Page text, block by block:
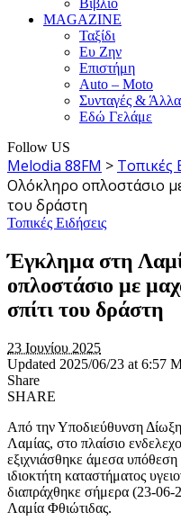
MAGAZINE
Ταξίδι
Ευ Ζην
Επιστήμη
Auto – Moto
Συνταγές & Άλλα
Εδώ Γελάμε
Follow US
Melodia 88FM > Τοπικές
Ολόκληρο οπλοστάσιο
του δράστη
Τοπικές Ειδήσεις
Έγκλημα στη
οπλοστάσιο με
σπίτι του δράστη
23 Ιουνίου 2025
Updated 2025/06/23 at 6:57
Share
SHARE
Από την Υποδιεύθυνση
Λαμίας, στο πλαίσιο
εξιχνιάσθηκε άμεσα
ιδιοκτήτη καταστήματος
διαπράχθηκε σήμερα (23-06-
Λαμία Φθιώτιδας.